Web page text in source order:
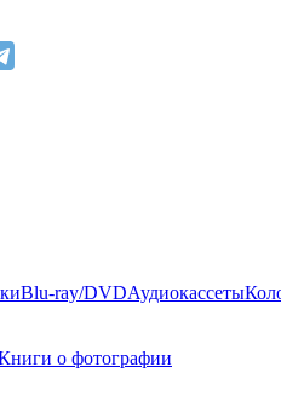
Blu-ray/DVDАудиокассеты
о фотографии